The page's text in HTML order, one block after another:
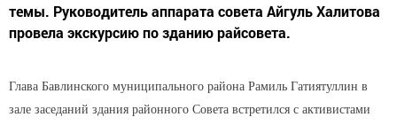
темы. Руководитель аппарата совета Айгуль Халитова
провела экскурсию по зданию райсовета.
Глава Бавлинского муниципального района Рамиль Гатиятуллин в
зале заседаний здания районного Совета встретился с активистами